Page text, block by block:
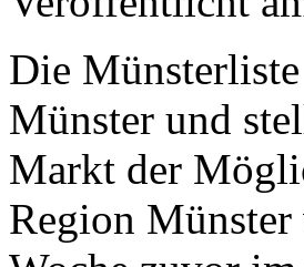
Die
Münster und
Markt der
Region